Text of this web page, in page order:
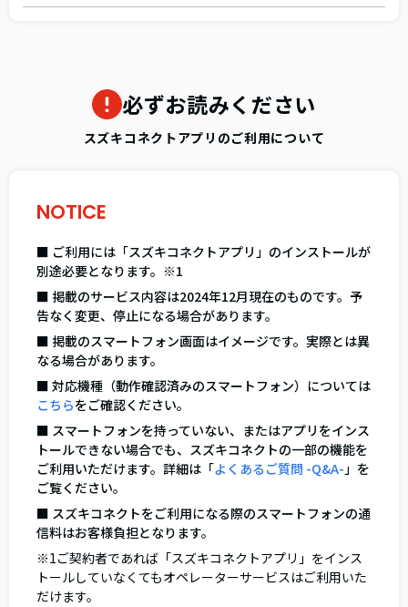
必ずお読みください
スズキコネクトアプリのご利用について
NOTICE
■ ご利用には「スズキコネクトアプリ」のインストールが
別途必要となります。※1
■ 掲載のサービス内容は2024年12月現在のものです。予
告なく変更、停止になる場合があります。
■ 掲載のスマートフォン画面はイメージです。実際とは異
なる場合があります。
■ 対応機種（動作確認済みのスマートフォン）については
こちらをご確認ください。
■ スマートフォンを持っていない、またはアプリをインス
トールできない場合でも、スズキコネクトの一部の機能を
ご利用いただけます。詳細は「よくあるご質問 -Q&A-」を
ご覧ください。
■ スズキコネクトをご利用になる際のスマートフォンの通
信料はお客様負担となります。
※1ご契約者であれば「スズキコネクトアプリ」をインス
トールしていなくてもオペレーターサービスはご利用いた
だけます。